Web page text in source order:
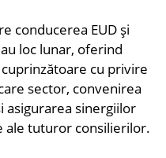
conducerea EUD și
loc lunar, oferind
cu privire
sector, convenirea
asigurarea sinergiilor
ale tuturor consilierilor.